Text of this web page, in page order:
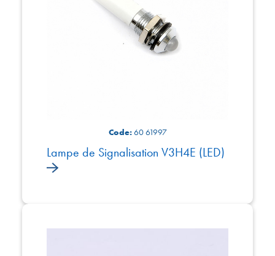
Code:60 61997
Lampe de Signalisation V3H4E (LED)